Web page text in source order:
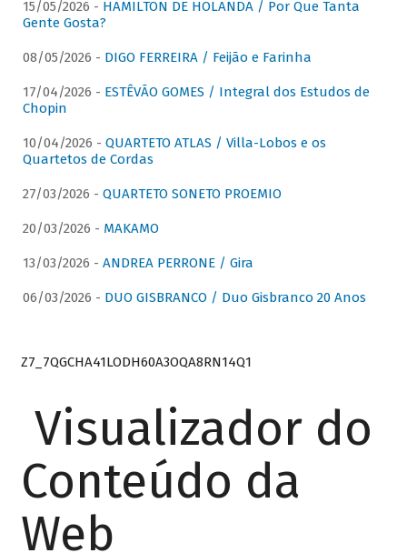
15/05/2026 - HAMILTON DE HOLANDA / Por Que Tanta
Gente Gosta?
08/05/2026 - DIGO FERREIRA / Feijão e Farinha
17/04/2026 - ESTÊVÃO GOMES / Integral dos Estudos de
Chopin
10/04/2026 - QUARTETO ATLAS / Villa-Lobos e os
Quartetos de Cordas
27/03/2026 - QUARTETO SONETO PROEMIO
20/03/2026 - MAKAMO
13/03/2026 - ANDREA PERRONE / Gira
06/03/2026 - DUO GISBRANCO / Duo Gisbranco 20 Anos
Z7_7QGCHA41LODH60A3OQA8RN14Q1
Visualizador do
Conteúdo da
Web